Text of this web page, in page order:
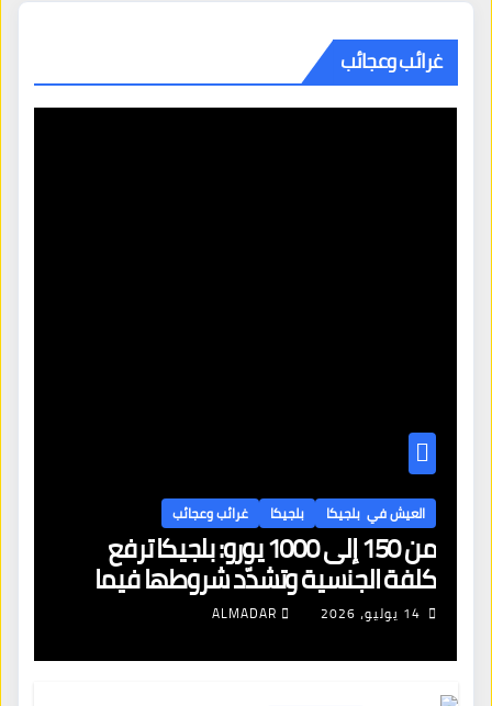
غرائب وعجائب
العيش في بلجيكا بلجيكا غرائب وعجائب
من 150 إلى 1000 يورو: بلجيكا ترفع
كلفة الجنسية وتشدّد شروطها فيما
تهبط معدلات قبول اللجوء إلى 28%
14 يوليو، 2026 ALMADAR